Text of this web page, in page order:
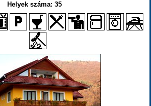
Helyek száma: 35